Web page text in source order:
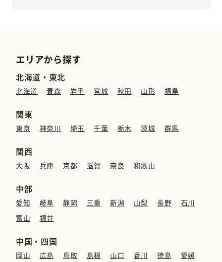
エリアから探す
北海道・東北
北海道 青森 岩手 宮城 秋田 山形 福島
関東
東京 神奈川 埼玉 千葉 栃木 茨城 群馬
関西
大阪 兵庫 京都 滋賀 奈良 和歌山
中部
愛知 岐阜 静岡 三重 新潟 山梨 長野
石川
富山
福井
中国・四国
岡山 広島 鳥取 島根 山口 香川 徳島
愛媛